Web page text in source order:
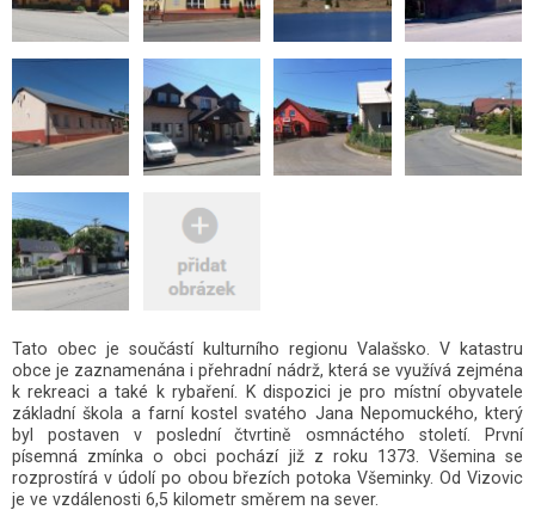
Tato obec je součástí kulturního regionu Valašsko. V katastru
obce je zaznamenána i přehradní nádrž, která se využívá zejména
k rekreaci a také k rybaření. K dispozici je pro místní obyvatele
základní škola a farní kostel svatého Jana Nepomuckého, který
byl postaven v poslední čtvrtině osmnáctého století. První
písemná zmínka o obci pochází již z roku 1373. Všemina se
rozprostírá v údolí po obou březích potoka Všeminky. Od Vizovic
je ve vzdálenosti 6,5 kilometr směrem na sever.